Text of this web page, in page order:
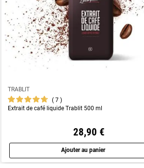
TRABLIT
7
Extrait de café liquide Trablit 500 ml
28,90 €
Ajouter au panier
Aperçu rapide